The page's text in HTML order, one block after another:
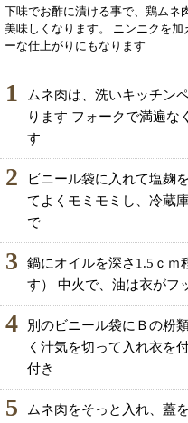
下味でお酢に漬ける事で、鶏ムネ
美味しくなります。 ニンニクを
ーな仕上がりにもなります
1
ムネ肉は、洗いキッチン
ります フォークで満遍な
す
2
ビニール袋に入れて塩麹
てよくモミモミし、冷蔵
で
3
鍋にオイルを深さ1.5ｃｍ
す） 中火で、油は衣がフ
4
別のビニール袋にＢの粉
く汁気を切って入れ衣を
付き
5
ムネ肉をそっと入れ、蓋